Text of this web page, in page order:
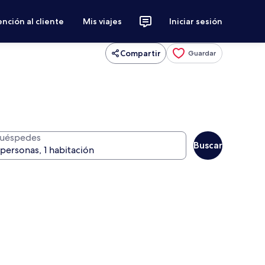
al cliente Mis viajes Iniciar sesión
Compartir Guardar
Buscar